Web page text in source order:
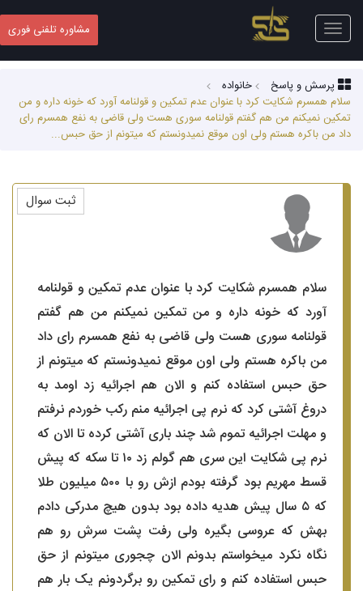
Toggle
navigation
مشاوره تلفنی فوری
پرسش و پاسخ
خانواده
سلام همسرم شکایت کرد با عنوان عدم تمکین و قولنامه آورد که خونه داره و من
تمکین نمیکنم من هم گفتم قولنامه سوری هست ولی قاضی به نفع همسرم رای
داد من باکره هستم ولی اون موقع نمیدونستم که میتونم از حق حبس...
سلام همسرم شکایت کرد با عنوان عدم تمکین و قولنامه
آورد که خونه داره و من تمکین نمیکنم من هم گفتم
قولنامه سوری هست ولی قاضی به نفع همسرم رای داد
من باکره هستم ولی اون موقع نمیدونستم که میتونم از
حق حبس استفاده کنم و الان هم اجرائیه زد اومد به
دروغ آشتی کرد که نرم پی اجرائیه منم رکب خوردم نرفتم
و مهلت اجرائیه تموم شد چند باری آشتی کرده تا الان که
نرم پی شکایت این سری هم گولم زد ۱۰ تا سکه که پیش
قسط مهریم بود گرفته بودم ازش رو با ۵۰۰ میلیون طلا
که ۵ سال پیش هدیه داده بود بدون هیچ مدرکی دادم
بهش که عروسی بگیره ولی رفت پشت سرش رو هم
نگاه نکرد میخواستم بدونم الان چجوری میتونم از حق
حبس استفاده کنم و رای تمکین رو برگردونم یک بار هم
ثبت سوال